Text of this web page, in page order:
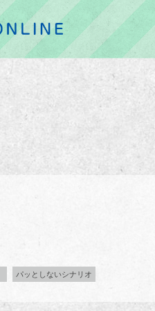
パッとしないシナリオ